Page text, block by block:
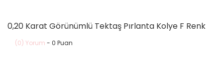
0,20 Karat Görünümlü Tektaş Pırlanta Kolye F Renk
(0) Yorum - 0 Puan